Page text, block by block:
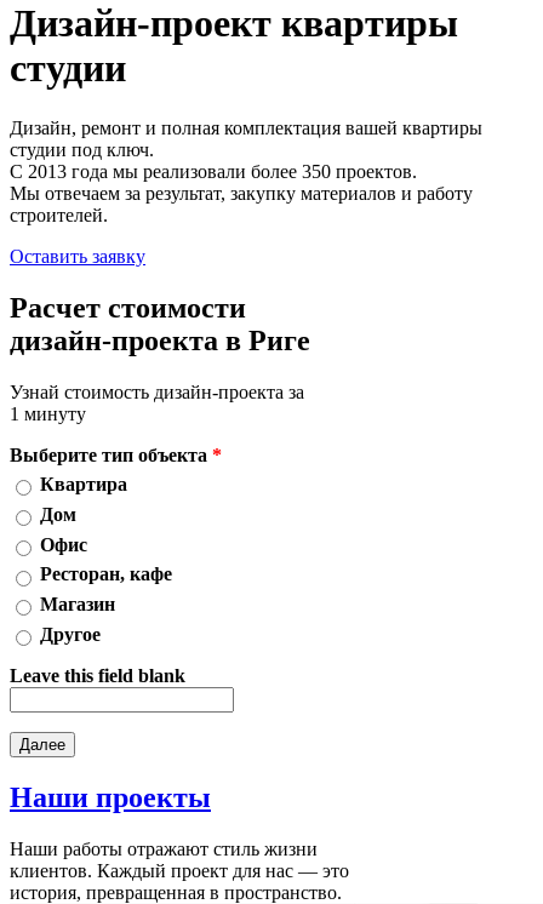
Дизайн-проект квартиры
студии
Дизайн, ремонт и полная комплектация вашей квартиры
студии под ключ.
С 2013 года мы реализовали более 350 проектов.
Мы отвечаем за результат, закупку материалов и работу
строителей.
Оставить заявку
Расчет стоимости
дизайн-проекта в Риге
Узнай стоимость дизайн-проекта за
1 минуту
Выберите тип объекта *
Квартира
Дом
Офис
Ресторан, кафе
Магазин
Другое
Leave this field blank
Наши проекты
Наши работы отражают стиль жизни
клиентов. Каждый проект для нас — это
история, превращенная в пространство.